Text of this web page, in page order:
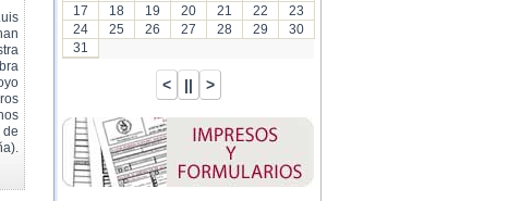
17
18 19 20 21 22
23
24
25 26 27 28 29
30
31